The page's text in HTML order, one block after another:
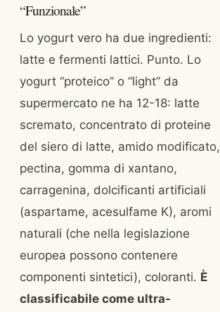
“Funzionale”
Lo yogurt vero ha due ingredienti:
latte e fermenti lattici. Punto. Lo
yogurt “proteico” o “light” da
supermercato ne ha 12-18: latte
scremato, concentrato di proteine
del siero di latte, amido modificato,
pectina, gomma di xantano,
carragenina, dolcificanti artificiali
(aspartame, acesulfame K), aromi
naturali (che nella legislazione
europea possono contenere
componenti sintetici), coloranti. È
classificabile come ultra-